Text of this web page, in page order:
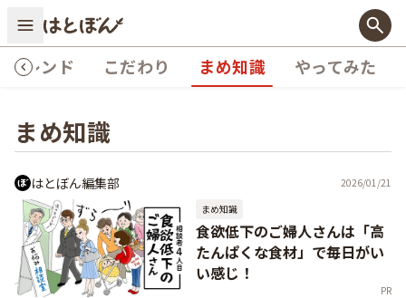
トレンド こだわり まめ知識 やってみた
まめ知識
はとぼん編集部
2026/01/21
まめ知識
食欲低下のご婦人さんは「高
たんぱくな食材」で毎日がい
い感じ！
PR